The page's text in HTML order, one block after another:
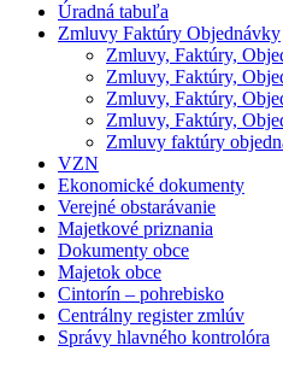
Úradná tabuľa
Zmluvy Faktúry Objednávky
Zmluvy, Faktúry,
Zmluvy, Faktúry,
Zmluvy, Faktúry,
Zmluvy, Faktúry,
Zmluvy faktúry
VZN
Ekonomické dokumenty
Verejné obstarávanie
Majetkové priznania
Dokumenty obce
Majetok obce
Cintorín – pohrebisko
Centrálny register zmlúv
Správy hlavného kontrolóra